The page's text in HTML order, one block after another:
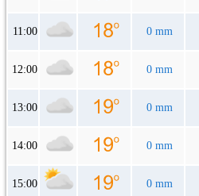
11:00 0 mm
12:00 0 mm
13:00 0 mm
14:00 0 mm
15:00 0 mm